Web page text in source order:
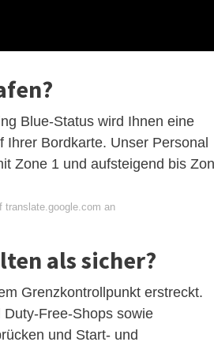
Blue-Status wird Ihnen eine
Ihrer Bordkarte. Unser Personal
Zone 1 und aufsteigend bis
translate.google.com an
als sicher?
Grenzkontrollpunkt erstreckt.
Free-Shops sowie
und Start- und